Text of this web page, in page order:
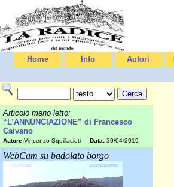
Home Info Autori
Articolo meno letto:
“L’ANNUNCIAZIONE” di Francesco
Caivano
Autore:Vincenzo Squillacioti Data: 30/04/2019
WebCam su badolato borgo